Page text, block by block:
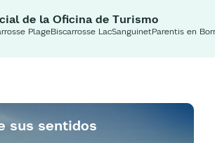
de la Oficina de Turismo
PlageBiscarrosse LacSanguinetParentis en
sus sentidos